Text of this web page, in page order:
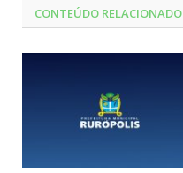
CONTEÚDO RELACIONADO